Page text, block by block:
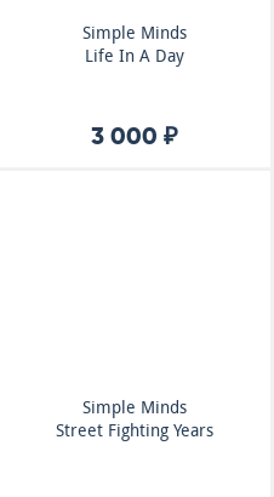
Simple Minds
Life In A Day
3 000 ₽
Simple Minds
Street Fighting Years